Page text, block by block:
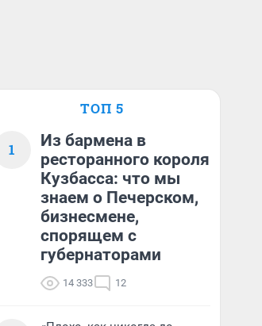
ТОП 5
1
Из бармена в
ресторанного короля
Кузбасса: что мы
знаем о Печерском,
бизнесмене,
спорящем с
губернаторами
14 333 12